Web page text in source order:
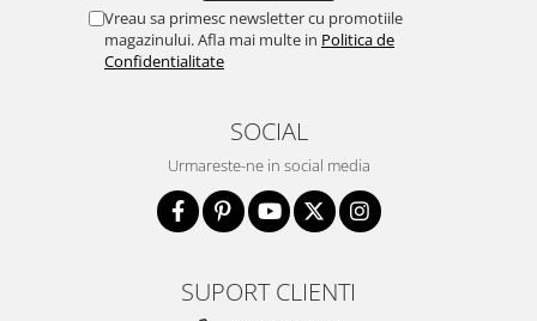
Vreau sa primesc newsletter cu promotiile
magazinului. Afla mai multe in Politica de
Confidentialitate
SOCIAL
Urmareste-ne in social media
SUPORT CLIENTI